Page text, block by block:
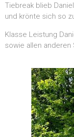
Tiebreak blieb
und krönte sich so
Klasse Leistung
sowie allen anderen